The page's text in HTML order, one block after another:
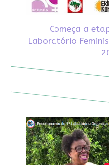
Começa a
Laboratório